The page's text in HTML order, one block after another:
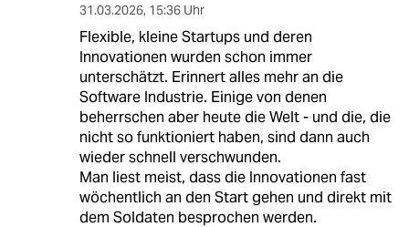
31.03.2026, 15:36 Uhr
Flexible, kleine Startups und deren
Innovationen wurden schon immer
unterschätzt. Erinnert alles mehr an die
Software Industrie. Einige von denen
beherrschen aber heute die Welt - und die, die
nicht so funktioniert haben, sind dann auch
wieder schnell verschwunden.
Man liest meist, dass die Innovationen fast
wöchentlich an den Start gehen und direkt mit
dem Soldaten besprochen werden.